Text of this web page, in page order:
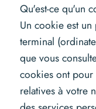
Qu'est-ce qu'un
Un cookie est
terminal
que vous
cookies ont
relatives à votre